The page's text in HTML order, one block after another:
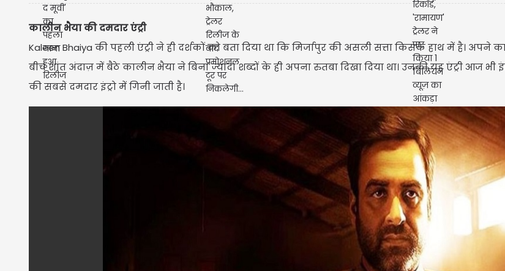
कालीन भैया की दमदार एंट्री
Kaleen Bhaiya की पहली एंट्री ने ही दर्शकों को बता दिया था कि मिर्जापुर की असली सत्ता किसके हाथ में है। अपने
बीच शांत अंदाज़ में बैठे कालीन भैया ने बिना ज्यादा शब्दों के ही अपना रुतबा दिखा दिया था। उनकी यह एंट्री आज भी
की सबसे दमदार इंट्रो में गिनी जाती है।